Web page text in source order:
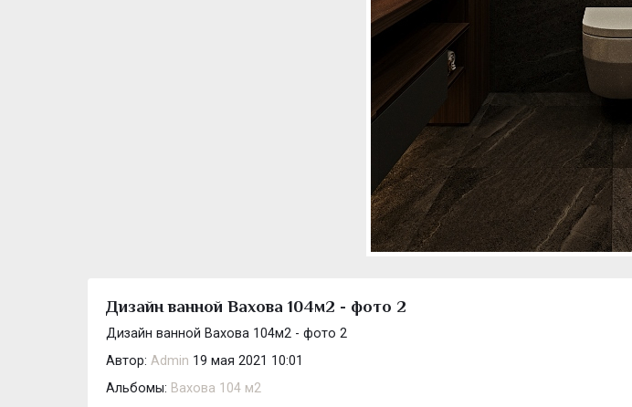
Дизайн ванной Вахова 104м2 - фото 2
Дизайн ванной Вахова 104м2 - фото 2
Автор: Admin 19 мая 2021 10:01
Альбомы: Вахова 104 м2